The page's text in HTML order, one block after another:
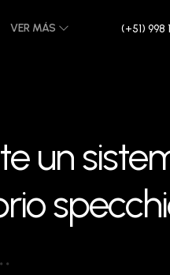
VER MÁS (+51) 998
te unsiste
riospecchi